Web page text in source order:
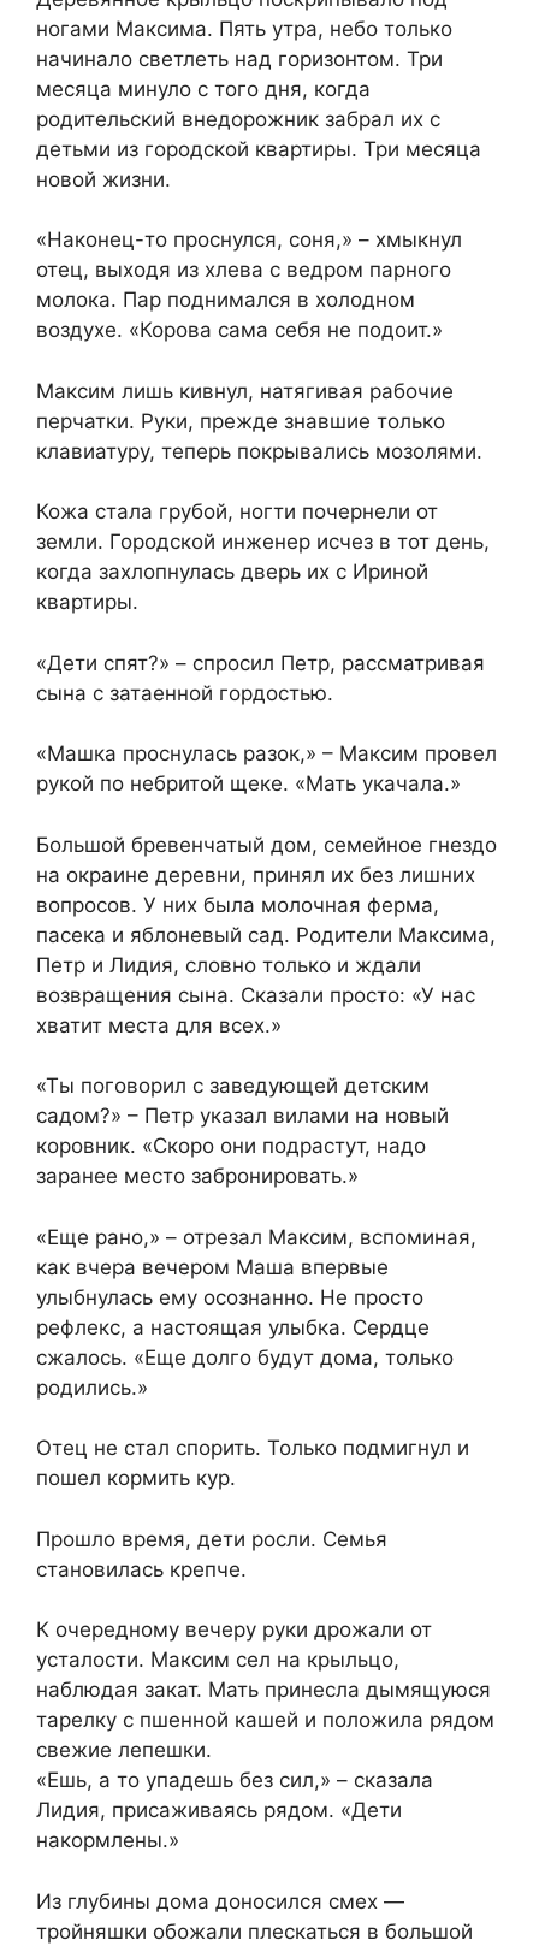
ногами Максима. Пять утра, небо только
начинало светлеть над горизонтом. Три
месяца минуло с того дня, когда
родительский внедорожник забрал их с
детьми из городской квартиры. Три месяца
новой жизни.
«Наконец-то проснулся, соня,» – хмыкнул
отец, выходя из хлева с ведром парного
молока. Пар поднимался в холодном
воздухе. «Корова сама себя не подоит.»
Максим лишь кивнул, натягивая рабочие
перчатки. Руки, прежде знавшие только
клавиатуру, теперь покрывались мозолями.
Кожа стала грубой, ногти почернели от
земли. Городской инженер исчез в тот день,
когда захлопнулась дверь их с Ириной
квартиры.
«Дети спят?» – спросил Петр, рассматривая
сына с затаенной гордостью.
«Машка проснулась разок,» – Максим провел
рукой по небритой щеке. «Мать укачала.»
Большой бревенчатый дом, семейное гнездо
на окраине деревни, принял их без лишних
вопросов. У них была молочная ферма,
пасека и яблоневый сад. Родители Максима,
Петр и Лидия, словно только и ждали
возвращения сына. Сказали просто: «У нас
хватит места для всех.»
«Ты поговорил с заведующей детским
садом?» – Петр указал вилами на новый
коровник. «Скоро они подрастут, надо
заранее место забронировать.»
«Еще рано,» – отрезал Максим, вспоминая,
как вчера вечером Маша впервые
улыбнулась ему осознанно. Не просто
рефлекс, а настоящая улыбка. Сердце
сжалось. «Еще долго будут дома, только
родились.»
Отец не стал спорить. Только подмигнул и
пошел кормить кур.
Прошло время, дети росли. Семья
становилась крепче.
К очередному вечеру руки дрожали от
усталости. Максим сел на крыльцо,
наблюдая закат. Мать принесла дымящуюся
тарелку с пшенной кашей и положила рядом
свежие лепешки.
«Ешь, а то упадешь без сил,» – сказала
Лидия, присаживаясь рядом. «Дети
накормлены.»
Из глубины дома доносился смех —
тройняшки обожали плескаться в большой